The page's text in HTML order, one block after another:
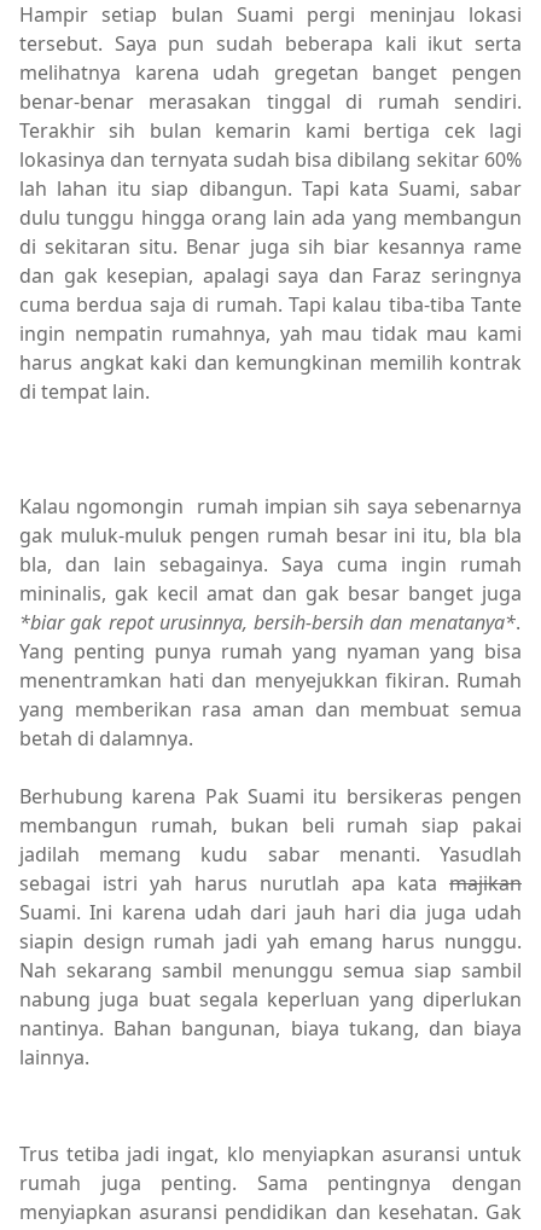
Hampir setiap bulan Suami pergi meninjau lokasi
tersebut. Saya pun sudah beberapa kali ikut serta
melihatnya karena udah gregetan banget pengen
benar-benar merasakan tinggal di rumah sendiri.
Terakhir sih bulan kemarin kami bertiga cek lagi
lokasinya dan ternyata sudah bisa dibilang sekitar 60%
lah lahan itu siap dibangun. Tapi kata Suami, sabar
dulu tunggu hingga orang lain ada yang membangun
di sekitaran situ. Benar juga sih biar kesannya rame
dan gak kesepian, apalagi saya dan Faraz seringnya
cuma berdua saja di rumah. Tapi kalau tiba-tiba Tante
ingin nempatin rumahnya, yah mau tidak mau kami
harus angkat kaki dan kemungkinan memilih kontrak
di tempat lain.
Kalau ngomongin rumah impian sih saya sebenarnya
gak muluk-muluk pengen rumah besar ini itu, bla bla
bla, dan lain sebagainya. Saya cuma ingin rumah
mininalis, gak kecil amat dan gak besar banget juga
*biar gak repot urusinnya, bersih-bersih dan menatanya*.
Yang penting punya rumah yang nyaman yang bisa
menentramkan hati dan menyejukkan fikiran. Rumah
yang memberikan rasa aman dan membuat semua
betah di dalamnya.
Berhubung karena Pak Suami itu bersikeras pengen
membangun rumah, bukan beli rumah siap pakai
jadilah memang kudu sabar menanti. Yasudlah
sebagai istri yah harus nurutlah apa kata majikan
Suami. Ini karena udah dari jauh hari dia juga udah
siapin design rumah jadi yah emang harus nunggu.
Nah sekarang sambil menunggu semua siap sambil
nabung juga buat segala keperluan yang diperlukan
nantinya. Bahan bangunan, biaya tukang, dan biaya
lainnya.
Trus tetiba jadi ingat, klo menyiapkan asuransi untuk
rumah juga penting. Sama pentingnya dengan
menyiapkan asuransi pendidikan dan kesehatan. Gak